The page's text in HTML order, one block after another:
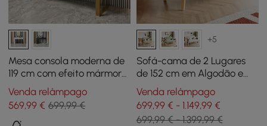
Mesa consola moderna de
119 cm com efeito mármore,
2 gavetas e pernas
douradas
Venda relâmpago
569,99 € 699,99 €
+5
Sofá-cama de 2 Lugares
de 152 cm em Algodão e
Linho com Tabuleiro
Rotativo
Venda relâmpago
699,99 € - 1.149,99 €
699,99 € - 1.399,99 €